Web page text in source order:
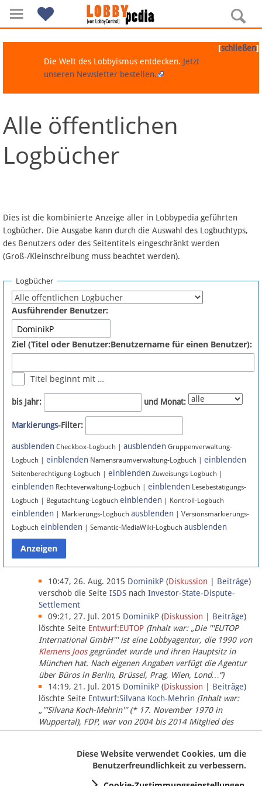
Navigation
Über Lobbypedia
Artikel nach Kategorien
FAQ
Fördermitglied werden
Fehler melden
Newsletter
Bluesky
Facebook
Instagram
Anmelden
Datenschutz
Über Lobbypedia
Impressum
[schließen]
Die Welt des Lobbyismus entdecken. Jetzt
unseren Newsletter bestellen.
Alle öffentlichen
Logbücher
Dies ist die kombinierte Anzeige aller in Lobbypedia geführten
Logbücher. Die Ausgabe kann durch die Auswahl des Logbuchtyps,
des Benutzers oder des Seitentitels eingeschränkt werden
(Groß-/Kleinschreibung muss beachtet werden).
Logbücher
Ausführender Benutzer:
Ziel (Titel oder Benutzer:Benutzername für einen Benutzer):
Titel beginnt mit …
bis Jahr: und Monat:
Markierungs-Filter:
ausblenden Checkbox-Logbuch | ausblenden Gruppenverwaltung-
Logbuch | einblenden Namensraumverwaltung-Logbuch | einblenden
Seitenberechtigung-Logbuch | einblenden Zuweisungs-Logbuch |
einblenden Rechteverwaltung-Logbuch | einblenden Lesebestätigungs-
Logbuch | Begutachtung-Logbuch einblenden | Kontroll-Logbuch
einblenden | Markierungs-Logbuch ausblenden | Versionsmarkierungs-
Logbuch einblenden | Semantic-MediaWiki-Logbuch ausblenden
10:47, 26. Aug. 2015 DominikP (Diskussion Beiträge)
verschob die Seite ISDS nach Investor-State-Dispute-
Settlement
09:21, 27. Jul. 2015 DominikP (Diskussion Beiträge)
löschte Seite Entwurf:EUTOP (Inhalt war: „Die '''EUTOP
International GmbH''' ist eine Lobbyagentur, die 1990 von
Klemens Joosgegründet wurde und ihren Hauptsitz in
München hat. Nach eigenen Angaben verfügt die Agentur
über Büros in Berlin, Brüssel, Prag, Wien, Lond…“)
14:19, 21. Jul. 2015 DominikP (Diskussion Beiträge)
löschte Seite Entwurf:Silvana Koch-Mehrin (Inhalt war:
„'''Silvana Koch-Mehrin''' (* 17. November 1970 in
Wuppertal), FDP, war von 2004 bis 2014 Mitglied des
Europäischen Parlaments, seit November 2014 ist sie für
Diese Website verwendet Cookies, um die
Benutzerfreundlichkeit zu verbessern.